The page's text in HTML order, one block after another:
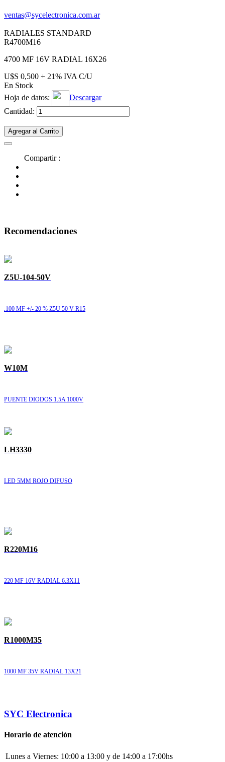
ventas@sycelectronica.com.ar
RADIALES STANDARD
R4700M16
4700 MF 16V RADIAL 16X26
U$S 0,500 + 21% IVA C/U
En Stock
Hoja de datos:
Descargar
Cantidad:
Agregar al Carrito
Compartir :
Recomendaciones
Z5U-104-50V
.100 MF +/- 20 % Z5U 50 V R15
W10M
PUENTE DIODOS 1.5A 1000V
LH3330
LED 5MM ROJO DIFUSO
R220M16
220 MF 16V RADIAL 6.3X11
R1000M35
1000 MF 35V RADIAL 13X21
SYC Electronica
Horario de atención
Lunes a Viernes: 10:00 a 13:00 y de 14:00 a 17:00hs